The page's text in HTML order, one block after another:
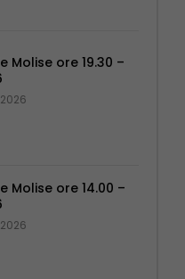
Molise ore 19.30 –
Molise ore 14.00 –